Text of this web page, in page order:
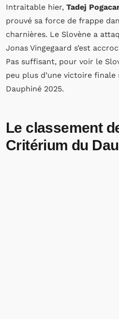
Intraitable hier, Tadej
prouvé sa force de frappe
charnières. Le Slovène a
Jonas Vingegaard s’est
Pas suffisant, pour voir le
peu plus d’une victoire
Dauphiné 2025.
Le classement
Critérium du